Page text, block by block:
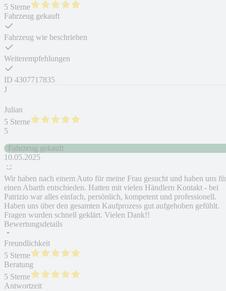
5 Sterne
Fahrzeug gekauft
Fahrzeug wie beschrieben
Weiterempfehlungen
ID 4307717835
J
Julian
5 Sterne
5
Fahrzeug gekauft
10.05.2025
Wir haben nach einem Auto für meine Frau gesucht und haben uns
einen Abarth entschieden. Hatten mit vielen Händlern Kontakt - bei
Patrizio war alles einfach, persönlich, kompetent und professionell.
Haben uns über den gesamten Kaufprozess gut aufgehoben gefühlt.
Fragen wurden schnell geklärt. Vielen Dank!!
Bewertungsdetails
Freundlichkeit
5 Sterne
Beratung
5 Sterne
Antwortzeit